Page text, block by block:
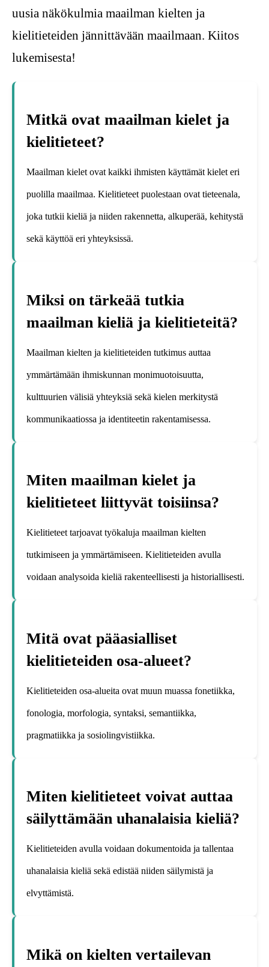
uusia näkökulmia maailman kielten ja
kielitieteiden jännittävään maailmaan. Kiitos
lukemisesta!
Mitkä ovat maailman kielet ja
kielitieteet?
Maailman kielet ovat kaikki ihmisten käyttämät kielet eri
puolilla maailmaa. Kielitieteet puolestaan ovat tieteenala,
joka tutkii kieliä ja niiden rakennetta, alkuperää, kehitystä
sekä käyttöä eri yhteyksissä.
Miksi on tärkeää tutkia
maailman kieliä ja kielitieteitä?
Maailman kielten ja kielitieteiden tutkimus auttaa
ymmärtämään ihmiskunnan monimuotoisuutta,
kulttuurien välisiä yhteyksiä sekä kielen merkitystä
kommunikaatiossa ja identiteetin rakentamisessa.
Miten maailman kielet ja
kielitieteet liittyvät toisiinsa?
Kielitieteet tarjoavat työkaluja maailman kielten
tutkimiseen ja ymmärtämiseen. Kielitieteiden avulla
voidaan analysoida kieliä rakenteellisesti ja historiallisesti.
Mitä ovat pääasialliset
kielitieteiden osa-alueet?
Kielitieteiden osa-alueita ovat muun muassa fonetiikka,
fonologia, morfologia, syntaksi, semantiikka,
pragmatiikka ja sosiolingvistiikka.
Miten kielitieteet voivat auttaa
säilyttämään uhanalaisia kieliä?
Kielitieteiden avulla voidaan dokumentoida ja tallentaa
uhanalaisia kieliä sekä edistää niiden säilymistä ja
elvyttämistä.
Mikä on kielten vertailevan